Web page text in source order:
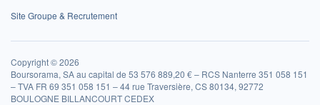
Site Groupe & Recrutement
Copyright © 2026
Boursorama, SA au capital de 53 576 889,20 € – RCS Nanterre 351 058 151
– TVA FR 69 351 058 151 – 44 rue Traversière, CS 80134, 92772
BOULOGNE BILLANCOURT CEDEX